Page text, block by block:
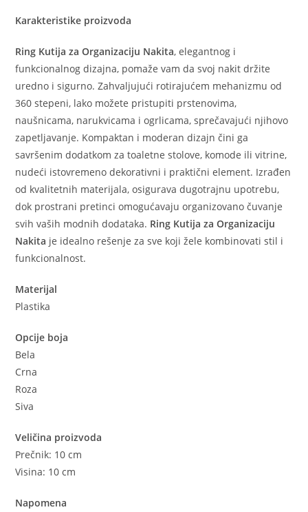
Karakteristike proizvoda
Ring Kutija za Organizaciju Nakita, elegantnog i
funkcionalnog dizajna, pomaže vam da svoj nakit držite
uredno i sigurno. Zahvaljujući rotirajućem mehanizmu od
360 stepeni, lako možete pristupiti prstenovima,
naušnicama, narukvicama i ogrlicama, sprečavajući njihovo
zapetljavanje. Kompaktan i moderan dizajn čini ga
savršenim dodatkom za toaletne stolove, komode ili vitrine,
nudeći istovremeno dekorativni i praktični element. Izrađen
od kvalitetnih materijala, osigurava dugotrajnu upotrebu,
dok prostrani pretinci omogućavaju organizovano čuvanje
svih vaših modnih dodataka. Ring Kutija za Organizaciju
Nakita je idealno rešenje za sve koji žele kombinovati stil i
funkcionalnost.
Materijal
Plastika
Opcije boja
Bela
Crna
Roza
Siva
Veličina proizvoda
Prečnik: 10 cm
Visina: 10 cm
Napomena